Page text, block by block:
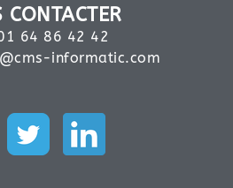
CONTACTER
64 86 42 42
informatic.com